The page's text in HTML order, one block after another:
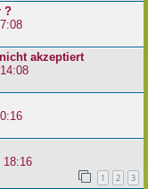
?
akzeptiert
18:16
1 2 3